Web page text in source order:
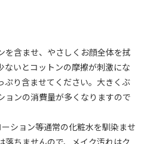
を含ませ、やさしくお顔全体を拭
ないとコットンの摩擦が刺激にな
ぷり含ませてください。大きくぶ
ョンの消費量が多くなりますので
ション等通常の化粧水を馴染ませ